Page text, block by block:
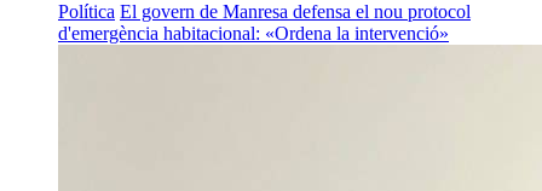
Política El govern de Manresa defensa el nou protocol
d'emergència habitacional: «Ordena la intervenció»